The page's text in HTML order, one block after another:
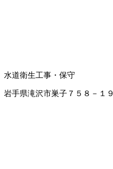
水道衛生工事・保守
岩手県滝沢市巣子７５８－１９